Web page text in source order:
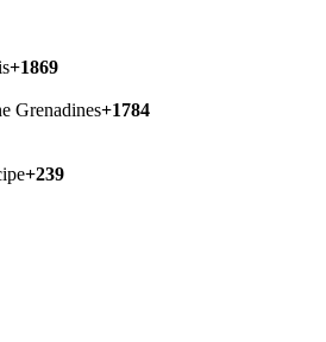
+1869
Grenadines+1784
+239